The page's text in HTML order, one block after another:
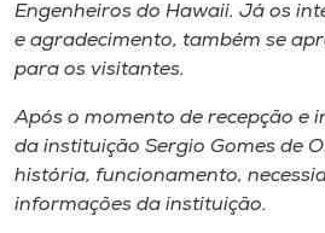
Engenheiros do Hawaii. Já os
e agradecimento​,​ também ​se
para os visitantes.
Após o momento ​d​e recepção e
da instituição Sergio Gomes de
história, funcionamento,
informações da instituição.